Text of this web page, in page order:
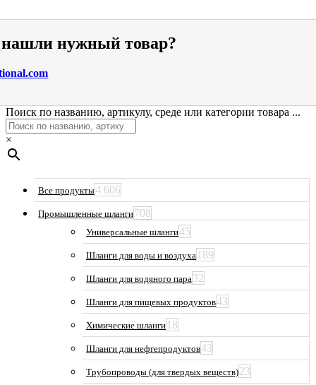
нужный товар?
Поиск по названию, артикулу, среде или категории товара ...
×
Все продукты4 606
Промышленные шланги708
Универсальные шланги45
Шланги для воды и воздуха 189
Шланги для водяного пара32
Шланги для пищевых продуктов43
Химические шланги 18
Шланги для нефтепродуктов43
Трубопроводы (для твердых веществ)23